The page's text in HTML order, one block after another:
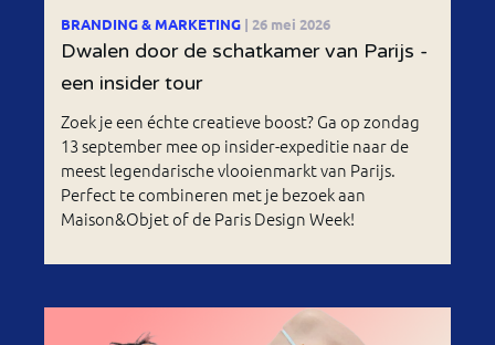
BRANDING & MARKETING | 26 mei 2026
Dwalen door de schatkamer van Parijs -
een insider tour
Zoek je een échte creatieve boost? Ga op zondag
13 september mee op insider-expeditie naar de
meest legendarische vlooienmarkt van Parijs.
Perfect te combineren met je bezoek aan
Maison&Objet of de Paris Design Week!